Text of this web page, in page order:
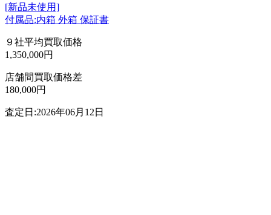
[新品未使用]
付属品:内箱 外箱 保証書
９社平均買取価格
1,350,000円
店舗間買取価格差
180,000円
査定日:2026年06月12日